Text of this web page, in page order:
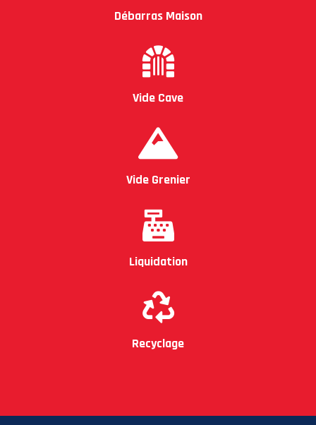
Débarras Maison
Vide Cave
Vide Grenier
Liquidation
Recyclage